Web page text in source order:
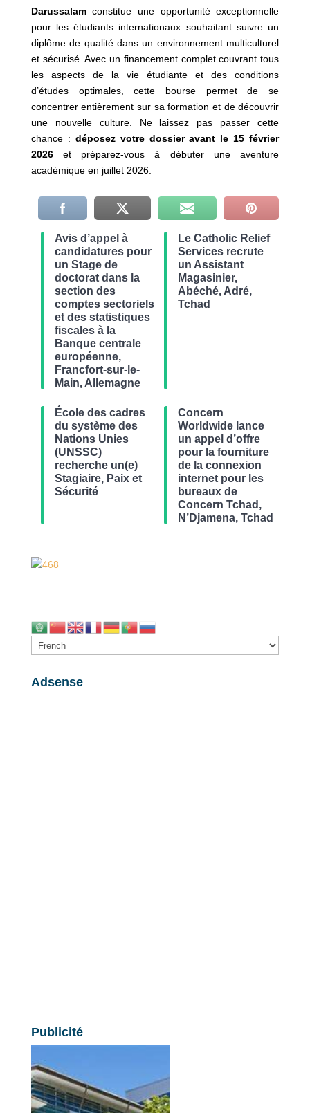
Darussalamconstitue une opportunité exceptionnelle
pour les étudiants internationaux souhaitant suivre un
diplôme de qualité dans un environnement multiculturel
et sécurisé. Avec un financement complet couvrant tous
les aspects de la vie étudiante et des conditions
d’études optimales, cette bourse permet de se
concentrer entièrement sur sa formation et de découvrir
une nouvelle culture. Ne laissez pas passer cette
chance : déposez votre dossier avant le 15 février
2026et préparez‑vous à débuter une aventure
académique en juillet 2026.
Avis d’appel à
candidatures pour
un Stage de
doctorat dans la
section des
comptes sectoriels
et des statistiques
fiscales à la
Banque centrale
européenne,
Francfort-sur-le-
Main, Allemagne
Le Catholic Relief
Services recrute
un Assistant
Magasinier,
Abéché, Adré,
Tchad
École des cadres
du système des
Nations Unies
(UNSSC)
recherche un(e)
Stagiaire, Paix et
Sécurité
Concern
Worldwide lance
un appel d’offre
pour la fourniture
de la connexion
internet pour les
bureaux de
Concern Tchad,
N’Djamena, Tchad
Adsense
Publicité